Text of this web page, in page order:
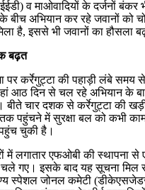
व माओवादियों के दर्जनों बंकर
बीच अभियान कर रहे जवानों को
है, इससे भी जवानों का हौसला
बढ़त
पर कर्रेगुट्टा की पहाड़ी लंबे समय
आठ दिन से चल रहे अभियान के
बीते चार दशक से कर्रेगुट्टा की
पहुंचने में सुरक्षा बल को कभी
चुकी है।
में लगातार एफओबी की स्थापना
गए। इसके बाद यह सूचना मिल
स्पेशल जोनल कमेटी